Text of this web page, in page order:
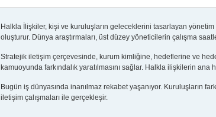
Halkla İlişkiler, kişi ve kuruluşların geleceklerini tasarlayan
oluşturur. Dünya araştırmaları, üst düzey yöneticilerin çalışma
Stratejik iletişim çerçevesinde, kurum kimliğine, hedeflerine ve
kamuoyunda farkındalık yaratılmasını sağlar. Halkla ilişkilerin ana
Bugün iş dünyasında inanılmaz rekabet yaşanıyor. Kuruluşların
iletişim çalışmaları ile gerçekleşir.